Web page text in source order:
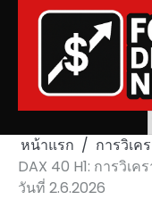
หน้าแรก
การวิเค
DAX 40 H1: การวิเ
วันที่ 2.6.2026